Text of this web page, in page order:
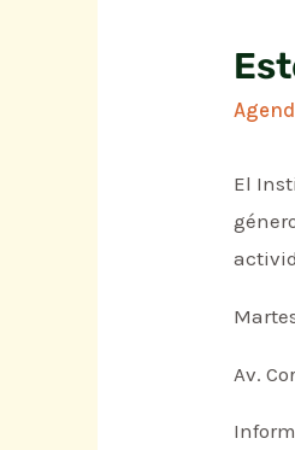
El
Av.